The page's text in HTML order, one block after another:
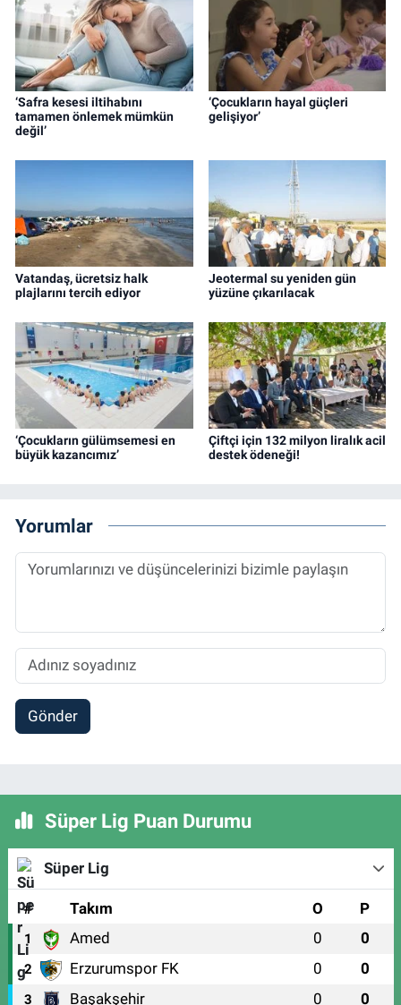
‘Safra kesesi iltihabını
tamamen önlemek mümkün
değil’
‘Çocukların hayal güçleri
gelişiyor’
Vatandaş, ücretsiz halk
plajlarını tercih ediyor
Jeotermal su yeniden gün
yüzüne çıkarılacak
‘Çocukların gülümsemesi en
büyük kazancımız’
Çiftçi için 132 milyon liralık acil
destek ödeneği!
Yorumlar
Gönder
Süper Lig Puan Durumu
Süper Lig
# Takım O P
1 Amed 0 0
2 Erzurumspor FK 0 0
3 Başakşehir 0 0